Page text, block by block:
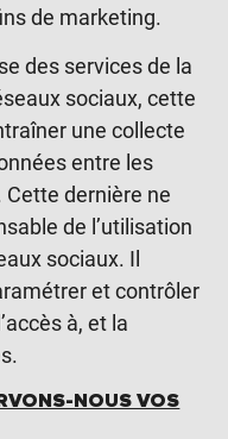
de marketing.
des services de la
sociaux, cette
une collecte
entre les
dernière ne
de l’utilisation
sociaux. Il
et contrôler
à, et la
NOUS VOS